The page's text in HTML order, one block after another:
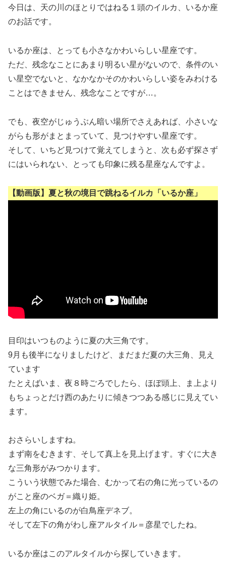
今日は、天の川のほとりではねる１頭のイルカ、いるか座
のお話です。
いるか座は、とっても小さなかわいらしい星座です。
ただ、残念なことにあまり明るい星がないので、条件のい
い星空でないと、なかなかそのかわいらしい姿をみわける
ことはできません、残念なことですが…。
でも、夜空がじゅうぶん暗い場所でさえあれば、小さいな
がらも形がまとまっていて、見つけやすい星座です。
そして、いちど見つけて覚えてしまうと、次も必ず探さず
にはいられない、とっても印象に残る星座なんですよ。
【動画版】夏と秋の境目で跳ねるイルカ「いるか座」
目印はいつものように夏の大三角です。
9月も後半になりましたけど、まだまだ夏の大三角、見え
ています
たとえばいま、夜８時ごろでしたら、ほぼ頭上、ま上より
もちょっとだけ西のあたりに傾きつつある感じに見えてい
ます。
おさらいしますね。
まず南をむきます、そして真上を見上げます。すぐに大き
な三角形がみつかります。
こういう状態でみた場合、むかって右の角に光っているの
がこと座のベガ＝織り姫。
左上の角にいるのが白鳥座デネブ。
そして左下の角がわし座アルタイル＝彦星でしたね。
いるか座はこのアルタイルから探していきます。